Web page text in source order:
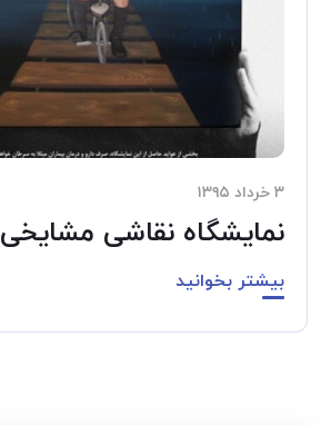
۳ خرداد ۱۳۹۵
نمایشگاه نقاشی مشایخی
بیشتر بخوانید